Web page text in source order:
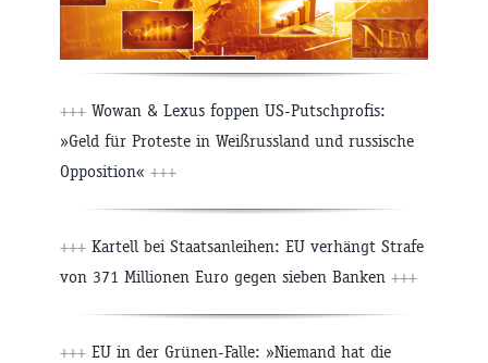
+++ Wowan & Lexus foppen US-Putschprofis:
»Geld für Proteste in Weißrussland und russische
Opposition« +++
+++ Kartell bei Staatsanleihen: EU verhängt Strafe
von 371 Millionen Euro gegen sieben Banken +++
+++ EU in der Grünen-Falle: »Niemand hat die